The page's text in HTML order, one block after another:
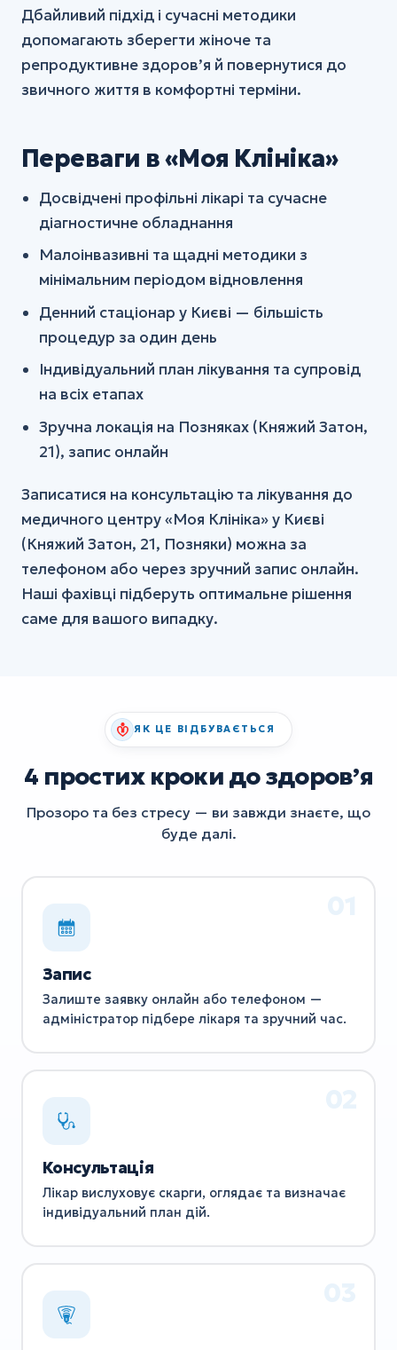
Дбайливий підхід і сучасні методики
допомагають зберегти жіноче та
репродуктивне здоров’я й повернутися до
звичного життя в комфортні терміни.
Переваги в «Моя Клініка»
Досвідчені профільні лікарі та сучасне
діагностичне обладнання
Малоінвазивні та щадні методики з
мінімальним періодом відновлення
Денний стаціонар у Києві — більшість
процедур за один день
Індивідуальний план лікування та супровід
на всіх етапах
Зручна локація на Позняках (Княжий Затон,
21), запис онлайн
Записатися на консультацію та лікування до
медичного центру «Моя Клініка» у Києві
(Княжий Затон, 21, Позняки) можна за
телефоном або через зручний запис онлайн.
Наші фахівці підберуть оптимальне рішення
саме для вашого випадку.
ЯК ЦЕ ВІДБУВАЄТЬСЯ
4 простих кроки до здоровʼя
Прозоро та без стресу — ви завжди знаєте, що
буде далі.
Запис
Залиште заявку онлайн або телефоном —
адміністратор підбере лікаря та зручний час.
Консультація
Лікар вислуховує скарги, оглядає та визначає
індивідуальний план дій.